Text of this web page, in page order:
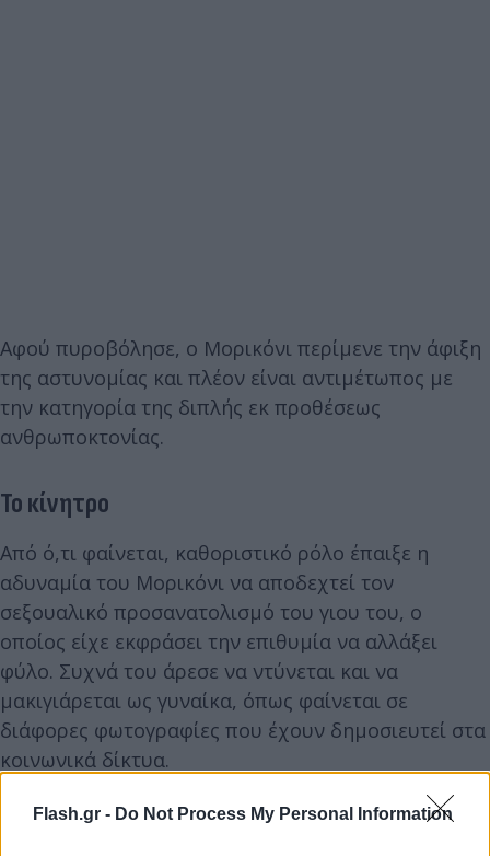
Flash.gr - Do Not Process My Personal Information
Αφού πυροβόλησε, ο Μορικόνι περίμενε την άφιξη
της αστυνομίας και πλέον είναι αντιμέτωπος με
την κατηγορία της διπλής εκ προθέσεως
ανθρωποκτονίας.
Το κίνητρο
Από ό,τι φαίνεται, καθοριστικό ρόλο έπαιξε η
αδυναμία του Μορικόνι να αποδεχτεί τον
σεξουαλικό προσανατολισμό του γιου του, ο
οποίος είχε εκφράσει την επιθυμία να αλλάξει
φύλο. Συχνά του άρεσε να ντύνεται και να
μακιγιάρεται ως γυναίκα, όπως φαίνεται σε
διάφορες φωτογραφίες που έχουν δημοσιευτεί στα
κοινωνικά δίκτυα.
Η μητέρα Κέτι, σύμφωνα με τις πρώτες αναφορές,